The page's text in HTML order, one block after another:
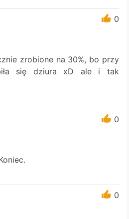
0
zrobione na 30%, bo przy
się dziura xD ale i tak
0
0